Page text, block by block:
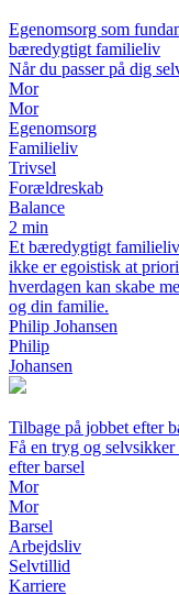
Egenomsorg som
bæredygtigt familieliv
Når du passer på dig
Mor
Mor
Egenomsorg
Familieliv
Trivsel
Forældreskab
Balance
2 min
Et bæredygtigt
ikke er egoistisk at
hverdagen kan skabe
og din familie.
Philip Johansen
Philip
Johansen
Tilbage på jobbet efter
Få en tryg og
efter barsel
Mor
Mor
Barsel
Arbejdsliv
Selvtillid
Karriere